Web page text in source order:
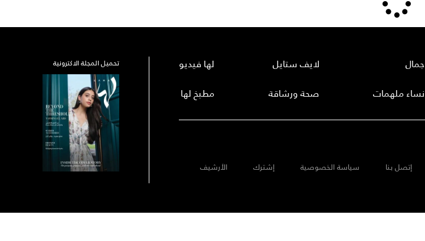
جمال
نساء ملهمات
لايف ستايل
صحة ورشاقة
لها فيديو
مطبخ لها
إتصل بنا سياسة الخصوصية إشترك الأرشيف
تحميل المجلة الاكترونية